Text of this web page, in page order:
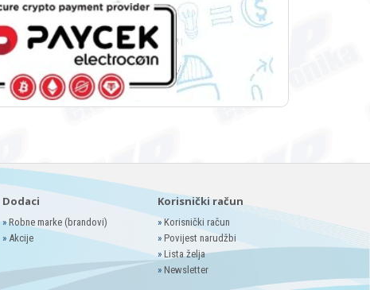
Dodaci
»Robne marke (brandovi)
» Akcije
Korisnički račun
» Korisnički račun
» Povijest narudžbi
» Lista želja
» Newsletter